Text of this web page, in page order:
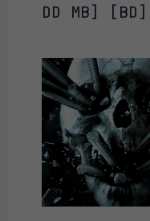
DD MB] [BD]